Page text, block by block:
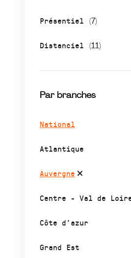
Présentiel (7)
Distanciel (11)
Par branches
National
Atlantique
Auvergne
Centre - Val de
Côte d’azur
Grand Est